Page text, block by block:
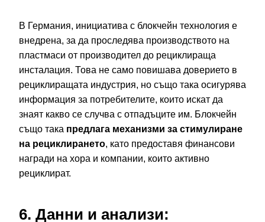
В Германия, инициатива с блокчейн технология е
внедрена, за да проследява производството на
пластмаси от производител до рециклираща
инсталация. Това не само повишава доверието в
рециклиращата индустрия, но също така осигурява
информация за потребителите, които искат да
знаят какво се случва с отпадъците им. Блокчейн
също така предлага механизми за стимулиране
на рециклирането, като предоставя финансови
награди на хора и компании, които активно
рециклират.
6. Данни и анализи: